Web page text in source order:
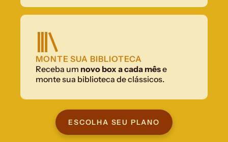
MONTE SUA BIBLIOTECA
Receba um novo box a cada mês e
monte sua biblioteca de clássicos.
ESCOLHA SEU PLANO